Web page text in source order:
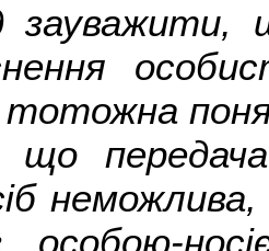
зауважити,
особою-